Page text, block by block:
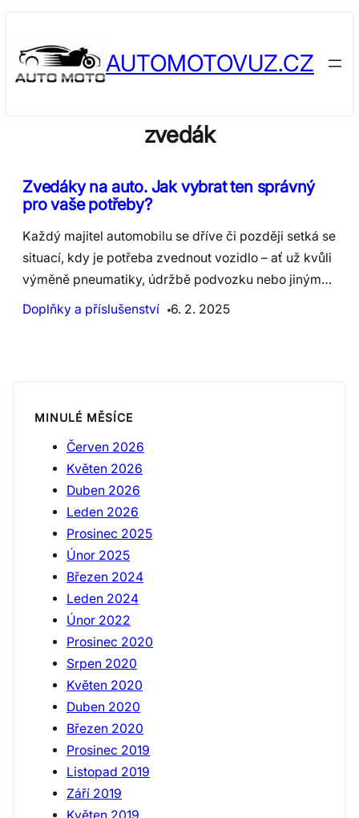
content
AUTOMOTOVUZ.CZ
zvedák
Zvedáky na auto. Jak vybrat ten správný
pro vaše potřeby?
Každý majitel automobilu se dříve či později setká se
situací, kdy je potřeba zvednout vozidlo – ať už kvůli
výměně pneumatiky, údržbě podvozku nebo jiným…
Doplňky a příslušenství
6. 2. 2025
MINULÉ MĚSÍCE
Červen 2026
Květen 2026
Duben 2026
Leden 2026
Prosinec 2025
Únor 2025
Březen 2024
Leden 2024
Únor 2022
Prosinec 2020
Srpen 2020
Květen 2020
Duben 2020
Březen 2020
Prosinec 2019
Listopad 2019
Září 2019